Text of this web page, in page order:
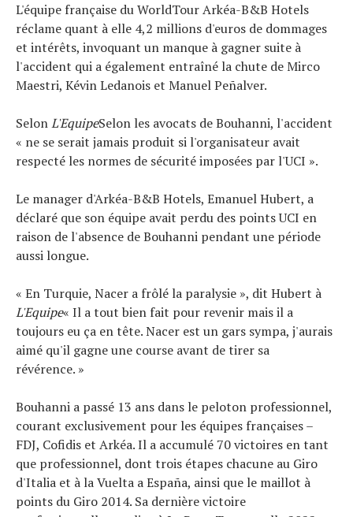
L'équipe française du WorldTour Arkéa-B&B Hotels
réclame quant à elle 4,2 millions d'euros de dommages
et intérêts, invoquant un manque à gagner suite à
l'accident qui a également entraîné la chute de Mirco
Maestri, Kévin Ledanois et Manuel Peñalver.
SelonL'EquipeSelon les avocats de Bouhanni, l'accident
« ne se serait jamais produit si l'organisateur avait
respecté les normes de sécurité imposées par l'UCI ».
Le manager d'Arkéa-B&B Hotels, Emanuel Hubert, a
déclaré que son équipe avait perdu des points UCI en
raison de l'absence de Bouhanni pendant une période
aussi longue.
« En Turquie, Nacer a frôlé la paralysie », dit Hubert à
L'Equipe« Il a tout bien fait pour revenir mais il a
toujours eu ça en tête. Nacer est un gars sympa, j'aurais
aimé qu'il gagne une course avant de tirer sa
révérence. »
Bouhanni a passé 13 ans dans le peloton professionnel,
courant exclusivement pour les équipes françaises –
FDJ, Cofidis et Arkéa. Il a accumulé 70 victoires en tant
que professionnel, dont trois étapes chacune au Giro
d'Italia et à la Vuelta a España, ainsi que le maillot à
points du Giro 2014. Sa dernière victoire